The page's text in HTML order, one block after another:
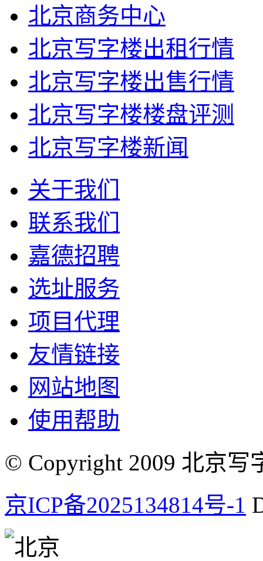
北京商务中心
北京写字楼出租行情
北京写字楼出售行情
北京写字楼楼盘评测
北京写字楼新闻
关于我们
联系我们
嘉德招聘
选址服务
项目代理
友情链接
网站地图
使用帮助
© Copyright 2009 北京写
京ICP备2025134814号-1